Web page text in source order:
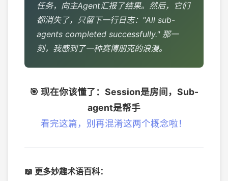
任务，向主Agent汇报了结果。然后，它们
都消失了，只留下一行日志： "All sub-
agents completed successfully."那一
刻，我感到了一种赛博朋克的浪漫。
🎯 现在你该懂了：Session是房间，Sub-
agent是帮手
看完这篇，别再混淆这两个概念啦！
📖 更多妙趣术语百科：